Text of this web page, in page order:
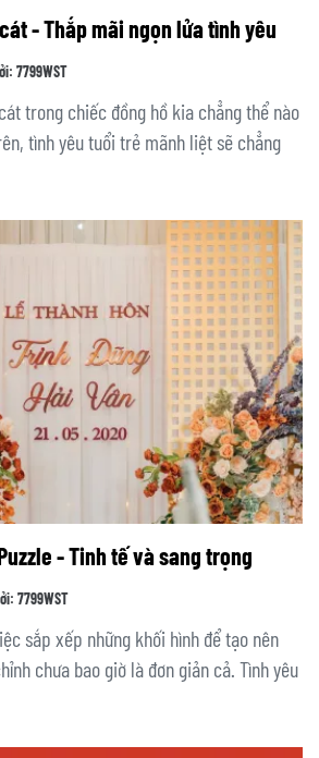
- Thắp mãi ngọn lửa tình yêu
7799WST
trong chiếc đồng hồ kia chẳng thể nào
tình yêu tuổi trẻ mãnh liệt sẽ chẳng
- Tinh tế và sang trọng
7799WST
sắp xếp những khối hình để tạo nên
chưa bao giờ là đơn giản cả. Tình yêu